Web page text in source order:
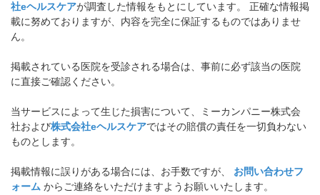
社eヘルスケアが調査した情報をもとにしています。 正確な情報掲
載に努めておりますが、内容を完全に保証するものではありませ
ん。
掲載されている医院を受診される場合は、事前に必ず該当の医院
に直接ご確認ください。
当サービスによって生じた損害について、ミーカンパニー株式会
社および株式会社eヘルスケアではその賠償の責任を一切負わない
ものとします。
掲載情報に誤りがある場合には、お手数ですが、 お問い合わせフ
ォーム からご連絡をいただけますようお願いいたします。